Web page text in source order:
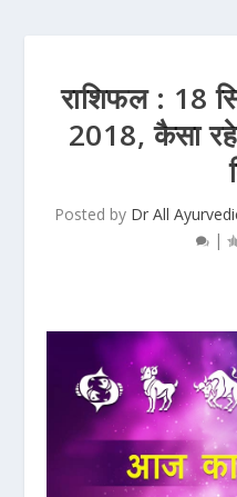
राशिफल : 18
2018, कैसा
Posted by Dr All
|